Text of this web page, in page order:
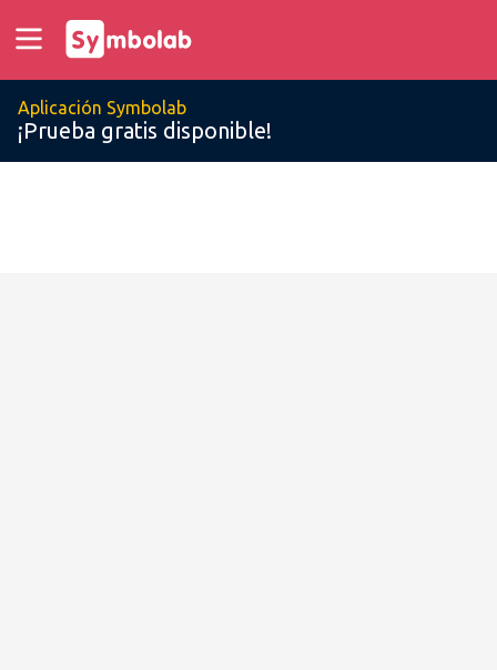
Aplicación Symbolab
¡Prueba gratis disponible!